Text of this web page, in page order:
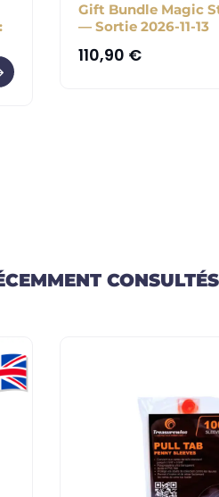
Gift Bundle Magic
— Sortie 2026-11-13
110,90 €
CONSULTÉS